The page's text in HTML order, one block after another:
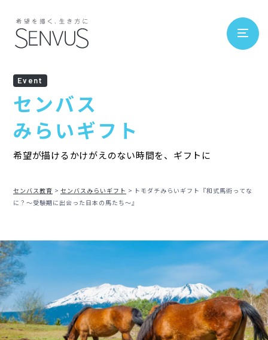
Event
センバス
みらいギフト
希望が描けるかけがえのない時間を、ギフトに
センバス教育 センバスみらいギフト
トモダチみらいギフト『和式馬術ってな
に？～受験期に出会った日本の馬たち～』